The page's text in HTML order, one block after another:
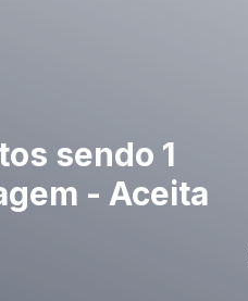
sendo 1
- Aceita